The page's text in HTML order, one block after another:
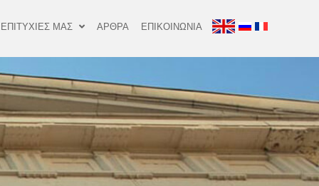
ΕΠΙΤΥΧΙΕΣ ΜΑΣ ΑΡΘΡΑ ΕΠΙΚΟΙΝΩΝΙΑ